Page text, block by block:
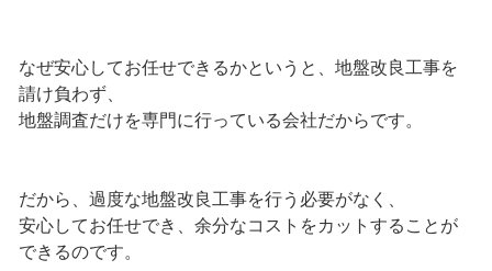
なぜ安心してお任せできるかというと、地盤改良工事を
請け負わず、
地盤調査だけを専門に行っている会社だからです。
だから、過度な地盤改良工事を行う必要がなく、
安心してお任せでき、余分なコストをカットすることが
できるのです。